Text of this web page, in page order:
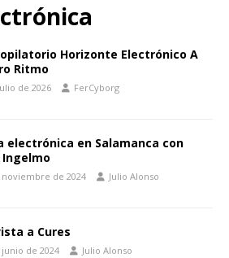
Horizonte Electrónico A
Ritmo
de 2026 FerCyborg
electrónica en Salamanca con
Ingelmo
noviembre de 2024 Julio Alonso
a Cures
junio de 2024 Julio Alonso